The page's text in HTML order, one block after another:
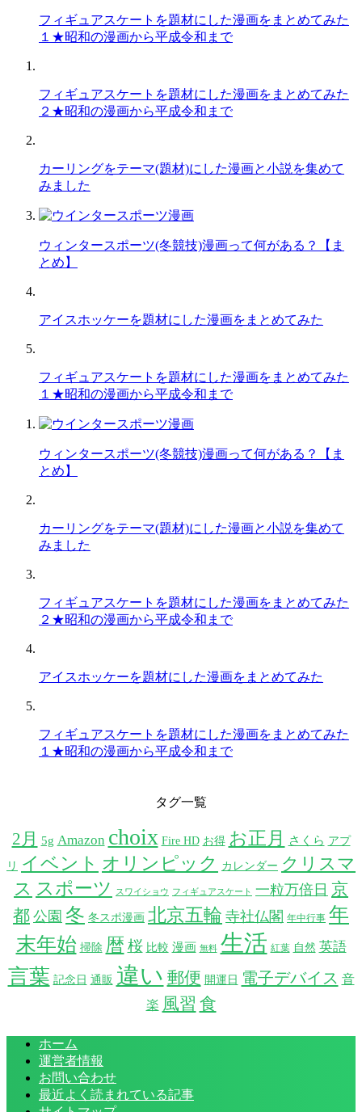
フィギュアスケートを題材にした漫画をまとめてみた
１★昭和の漫画から平成令和まで
フィギュアスケートを題材にした漫画をまとめてみた
２★昭和の漫画から平成令和まで
カーリングをテーマ(題材)にした漫画と小説を集めて
みました
ウィンタースポーツ(冬競技)漫画って何がある？【ま
とめ】
アイスホッケーを題材にした漫画をまとめてみた
フィギュアスケートを題材にした漫画をまとめてみた
１★昭和の漫画から平成令和まで
ウィンタースポーツ(冬競技)漫画って何がある？【ま
とめ】
カーリングをテーマ(題材)にした漫画と小説を集めて
みました
フィギュアスケートを題材にした漫画をまとめてみた
２★昭和の漫画から平成令和まで
アイスホッケーを題材にした漫画をまとめてみた
フィギュアスケートを題材にした漫画をまとめてみた
１★昭和の漫画から平成令和まで
タグ一覧
2月 5g Amazon choix Fire HD お得 お正月 さくら アプ
リ イベント オリンピック カレンダー クリスマ
ス スポーツ スワイショウ フィギュアスケート 一粒万倍日 京
都 公園 冬 冬スポ漫画 北京五輪 寺社仏閣 年中行事 年
末年始 掃除 暦 桜 比較 漫画 無料 生活 紅葉 自然 英語
言葉 記念日 通販 違い 郵便 開運日 電子デバイス 音
楽 風習 食
ホーム
運営者情報
お問い合わせ
最近よく読まれている記事